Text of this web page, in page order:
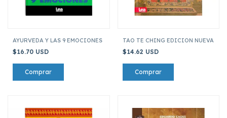
AYURVEDA Y LAS 9 EMOCIONES
$16.70 USD
TAO TE CHING EDICION NUEVA
$14.62 USD